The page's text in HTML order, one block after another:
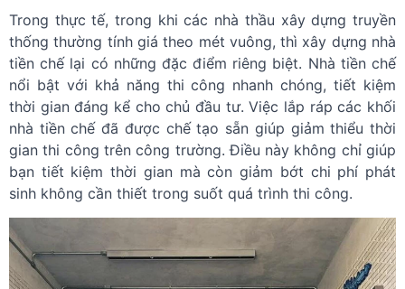
Trong thực tế, trong khi các nhà thầu xây dựng truyền
thống thường tính giá theo mét vuông, thì xây dựng nhà
tiền chế lại có những đặc điểm riêng biệt. Nhà tiền chế
nổi bật với khả năng thi công nhanh chóng, tiết kiệm
thời gian đáng kể cho chủ đầu tư. Việc lắp ráp các khối
nhà tiền chế đã được chế tạo sẵn giúp giảm thiểu thời
gian thi công trên công trường. Điều này không chỉ giúp
bạn tiết kiệm thời gian mà còn giảm bớt chi phí phát
sinh không cần thiết trong suốt quá trình thi công.